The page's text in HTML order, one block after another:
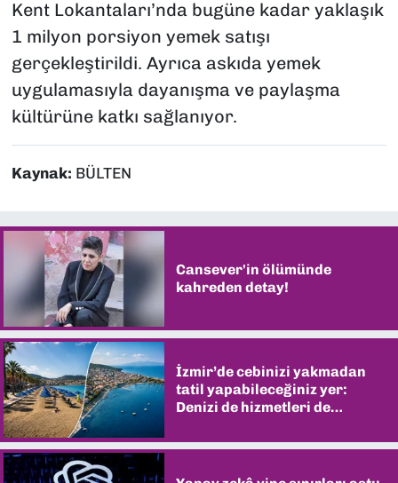
Kent Lokantaları’nda bugüne kadar yaklaşık
1 milyon porsiyon yemek satışı
gerçekleştirildi. Ayrıca askıda yemek
uygulamasıyla dayanışma ve paylaşma
kültürüne katkı sağlanıyor.
Kaynak: BÜLTEN
Cansever'in ölümünde
kahreden detay!
İzmir’de cebinizi yakmadan
tatil yapabileceğiniz yer:
Denizi de hizmetleri de